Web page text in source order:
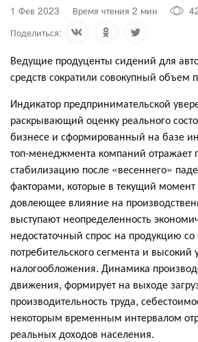
1 Фев 2023 Время чтения 2 мин
Поделиться:
Ведущие продуценты сидений для
средств сократили совокупный объем
Индикатор предпринимательской
раскрывающий оценку реального
бизнесе и сформированный на базе
топ-менеджмента компаний отражает
стабилизацию после «весеннего»
факторами, которые в текущий
довлеющее влияние на
выступают неопределенность
недостаточный спрос на продукцию со
потребительского сегмента и высокий
налогообложения. Динамика
движения, формирует на выходе
производительность труда,
некоторым временным интервалом
реальных доходов населения.